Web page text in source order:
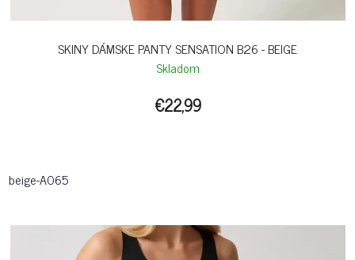
SKINY DÁMSKE PANTY SENSATION B26 - BEIGE
Skladom
€22,99
beige-A065